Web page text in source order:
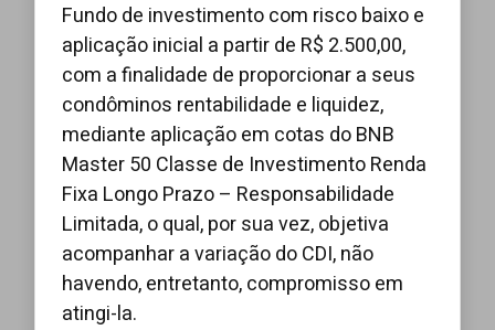
Fundo de investimento com risco baixo e
aplicação inicial a partir de R$ 2.500,00,
com a finalidade de proporcionar a seus
condôminos rentabilidade e liquidez,
mediante aplicação em cotas do BNB
Master 50 Classe de Investimento Renda
Fixa Longo Prazo – Responsabilidade
Limitada, o qual, por sua vez, objetiva
acompanhar a variação do CDI, não
havendo, entretanto, compromisso em
atingi-la.